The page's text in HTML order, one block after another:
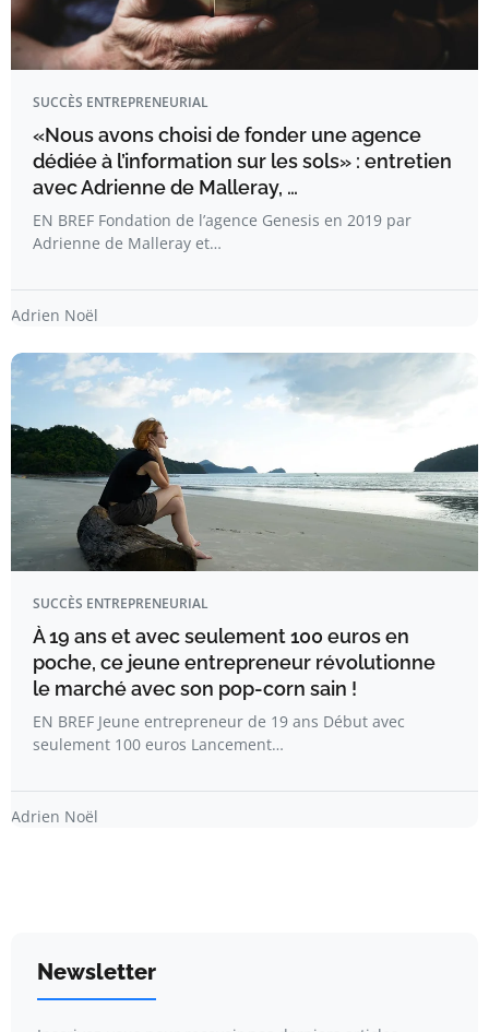
SUCCÈS ENTREPRENEURIAL
«Nous avons choisi de fonder une agence
dédiée à l’information sur les sols» : entretien
avec Adrienne de Malleray, …
EN BREF Fondation de l’agence Genesis en 2019 par
Adrienne de Malleray et…
Adrien Noël
SUCCÈS ENTREPRENEURIAL
À 19 ans et avec seulement 100 euros en
poche, ce jeune entrepreneur révolutionne
le marché avec son pop-corn sain !
EN BREF Jeune entrepreneur de 19 ans Début avec
seulement 100 euros Lancement…
Adrien Noël
Newsletter